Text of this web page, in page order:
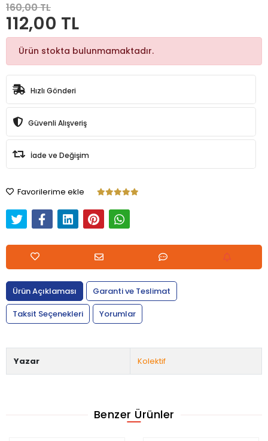
160,00 TL
112,00 TL
Ürün stokta bulunmamaktadır.
Hızlı Gönderi
Güvenli Alışveriş
İade ve Değişim
Favorilerime ekle
Ürün Açıklaması
Garanti ve Teslimat
Taksit Seçenekleri
Yorumlar
Yazar Kolektif
Benzer Ürünler